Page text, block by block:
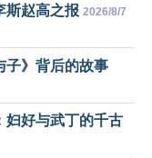
斯赵高之报 2026/8/7
子》背后的故事
妇好与武丁的千古